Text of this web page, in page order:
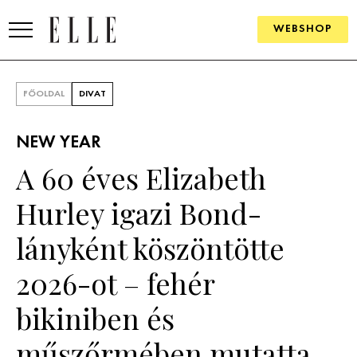
WEBSHOP
SZÉPSÉG
ÉLETMÓD
PÁRKAPCSOLAT
FŐOLDAL DIVAT
NEW YEAR
A 60 éves Elizabeth
Hurley igazi Bond-
lányként köszöntötte
2026-ot – fehér
bikiniben és